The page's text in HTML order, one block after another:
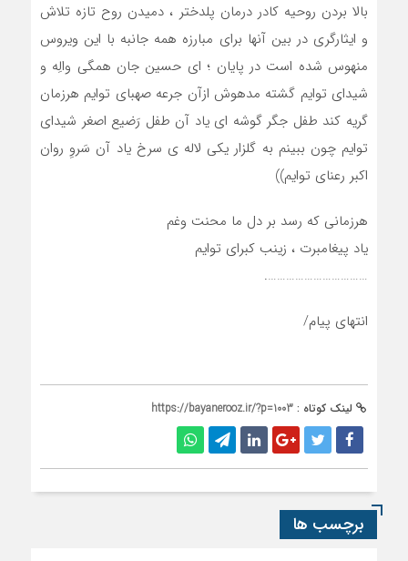
بالا بردن روحیه کادر درمان پلدختر ، دمیدن روح تازه تلاش
و ایثارگری در بین آنها برای مبارزه همه جانبه با این ویروس
منهوس شده است در پایان ؛ ای حسین جان همگی والِه و
شیدای توایم گشته مدهوش ازآن جرعه صهبای توایم هرزمان
گریه کند طفل جگر گوشه ای یاد آن طفل رَضیع اصغر شیدای
توایم چون ببینم به گلزار یکی لاله ی سرخ یاد آن سَروِ روان
اکبر رعنای توایم))
هرزمانی که رسد بر دل ما محنت وغم
یاد پیغامبرت ، زینب کبرای توایم
…………………………….
انتهای پیام/
لینک کوتاه : https://bayanerooz.ir/?p=1003
برچسب ها